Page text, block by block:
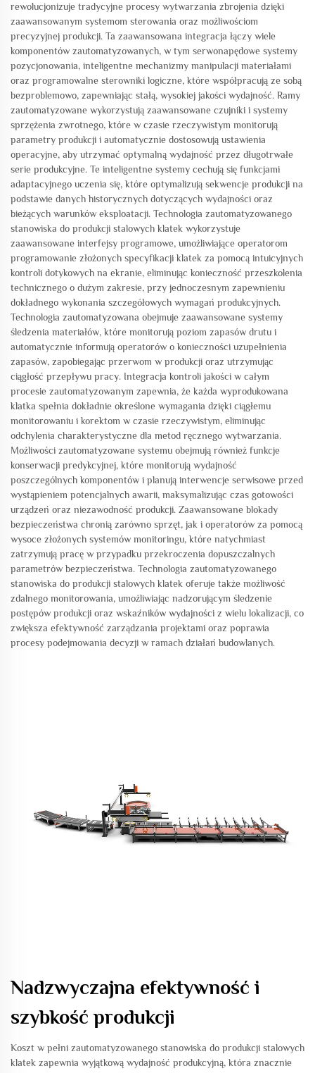
rewolucjonizuje tradycyjne procesy wytwarzania zbrojenia dzięki
zaawansowanym systemom sterowania oraz możliwościom
precyzyjnej produkcji. Ta zaawansowana integracja łączy wiele
komponentów zautomatyzowanych, w tym serwonapędowe systemy
pozycjonowania, inteligentne mechanizmy manipulacji materiałami
oraz programowalne sterowniki logiczne, które współpracują ze sobą
bezproblemowo, zapewniając stałą, wysokiej jakości wydajność. Ramy
zautomatyzowane wykorzystują zaawansowane czujniki i systemy
sprzężenia zwrotnego, które w czasie rzeczywistym monitorują
parametry produkcji i automatycznie dostosowują ustawienia
operacyjne, aby utrzymać optymalną wydajność przez długotrwałe
serie produkcyjne. Te inteligentne systemy cechują się funkcjami
adaptacyjnego uczenia się, które optymalizują sekwencje produkcji na
podstawie danych historycznych dotyczących wydajności oraz
bieżących warunków eksploatacji. Technologia zautomatyzowanego
stanowiska do produkcji stalowych klatek wykorzystuje
zaawansowane interfejsy programowe, umożliwiające operatorom
programowanie złożonych specyfikacji klatek za pomocą intuicyjnych
kontroli dotykowych na ekranie, eliminując konieczność przeszkolenia
technicznego o dużym zakresie, przy jednoczesnym zapewnieniu
dokładnego wykonania szczegółowych wymagań produkcyjnych.
Technologia zautomatyzowana obejmuje zaawansowane systemy
śledzenia materiałów, które monitorują poziom zapasów drutu i
automatycznie informują operatorów o konieczności uzupełnienia
zapasów, zapobiegając przerwom w produkcji oraz utrzymując
ciągłość przepływu pracy. Integracja kontroli jakości w całym
procesie zautomatyzowanym zapewnia, że każda wyprodukowana
klatka spełnia dokładnie określone wymagania dzięki ciągłemu
monitorowaniu i korektom w czasie rzeczywistym, eliminując
odchylenia charakterystyczne dla metod ręcznego wytwarzania.
Możliwości zautomatyzowane systemu obejmują również funkcje
konserwacji predykcyjnej, które monitorują wydajność
poszczególnych komponentów i planują interwencje serwisowe przed
wystąpieniem potencjalnych awarii, maksymalizując czas gotowości
urządzeń oraz niezawodność produkcji. Zaawansowane blokady
bezpieczeństwa chronią zarówno sprzęt, jak i operatorów za pomocą
wysoce złożonych systemów monitoringu, które natychmiast
zatrzymują pracę w przypadku przekroczenia dopuszczalnych
parametrów bezpieczeństwa. Technologia zautomatyzowanego
stanowiska do produkcji stalowych klatek oferuje także możliwość
zdalnego monitorowania, umożliwiając nadzorującym śledzenie
postępów produkcji oraz wskaźników wydajności z wielu lokalizacji, co
zwiększa efektywność zarządzania projektami oraz poprawia
procesy podejmowania decyzji w ramach działań budowlanych.
Nadzwyczajna efektywność i
szybkość produkcji
Koszt w pełni zautomatyzowanego stanowiska do produkcji stalowych
klatek zapewnia wyjątkową wydajność produkcyjną, która znacznie